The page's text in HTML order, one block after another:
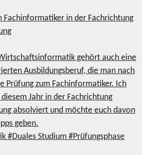
Fachinformatiker in der Fachrichtung
gehört auch eine
Ausbildungsberuf, die man nach
Prüfung zum Fachinformatiker. Ich
Jahr in der Fachrichtung
absolviert und möchte euch davon
geben.
#Duales Studium #Prüfungsphase